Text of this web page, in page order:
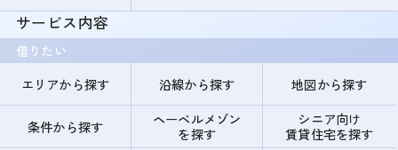
サービス内容
借りたい
エリアから探す
沿線から探す 地図から探す
条件から探す
ヘーベルメゾン
を探す
シニア向け
賃貸住宅を探す